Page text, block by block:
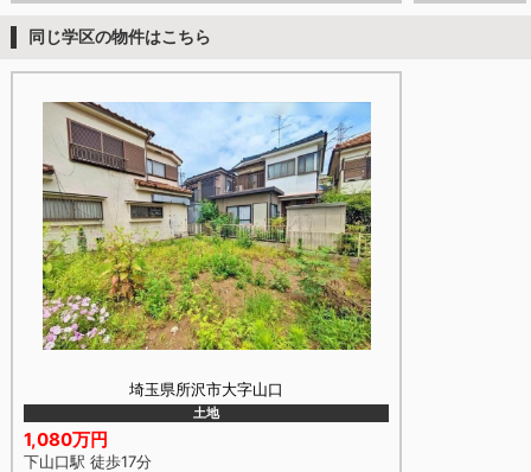
同じ学区の物件はこちら
埼玉県所沢市大字山口
土地
1,080万円
下山口駅 徒歩17分